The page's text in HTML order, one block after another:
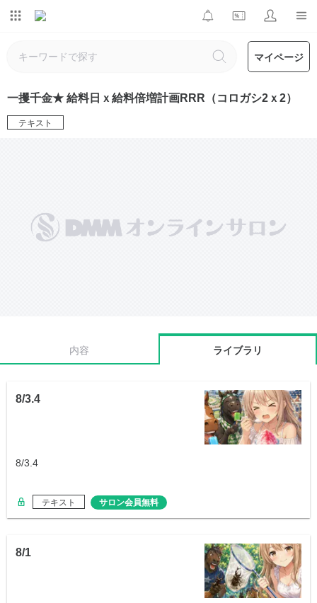
マイページ
一攫千金★ 給料日ｘ給料倍増計画RRR（コロガシ2ｘ2）
テキスト
内容 ライブラリ
8/3.4
8/3.4
テキスト サロン会員無料
8/1